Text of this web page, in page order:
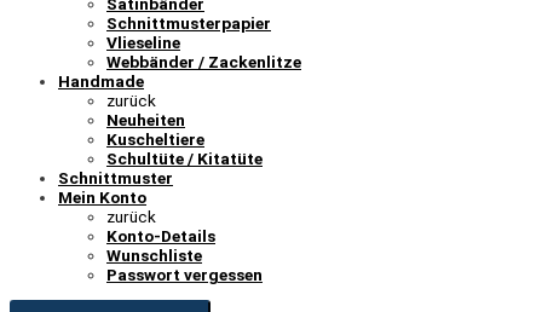
Schnittmusterpapier
Vlieseline
Webbänder / Zackenlitze
Handmade
zurück
Neuheiten
Kuscheltiere
Schultüte / Kitatüte
Schnittmuster
Mein Konto
zurück
Konto-Details
Wunschliste
Passwort vergessen